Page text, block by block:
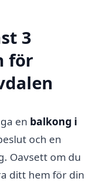
3
för
en balkong i
och en
Oavsett om du
ditt hem för din